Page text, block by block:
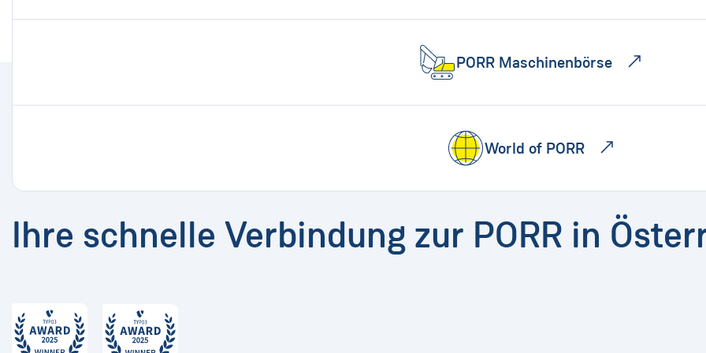
PORR Maschinenbörse
World of PORR
Ihre schnelle Verbindung zur PORR in